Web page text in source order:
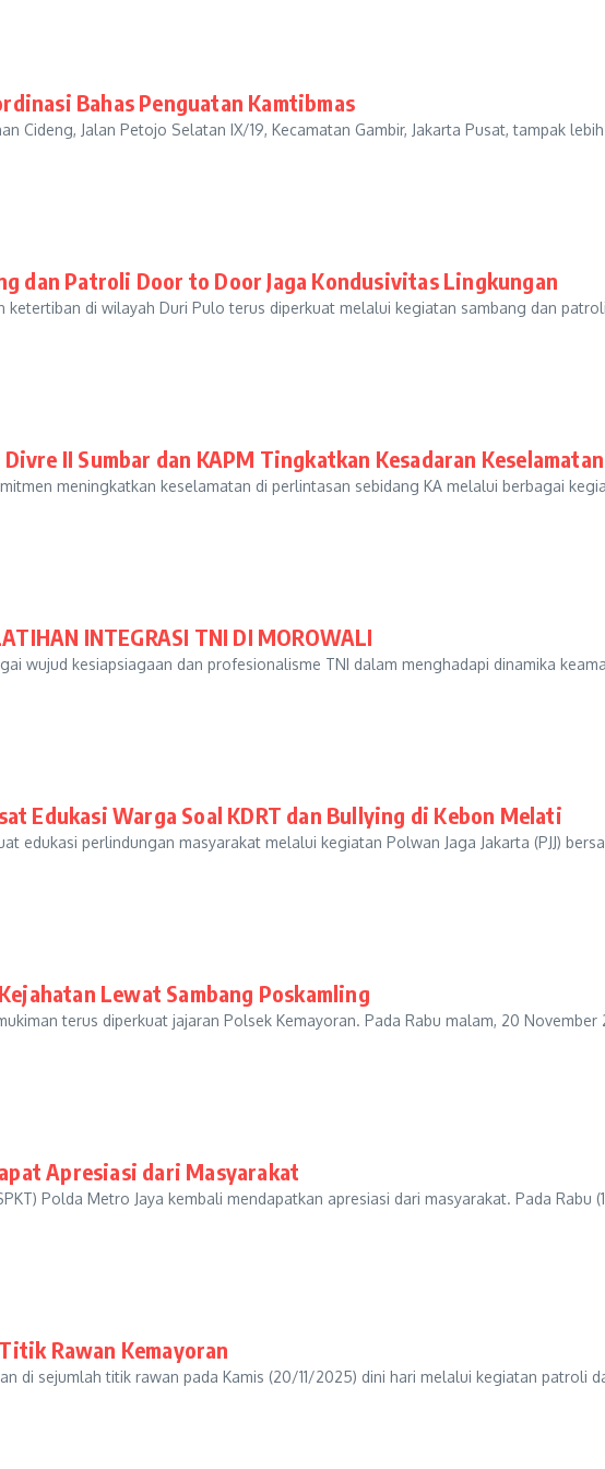
Bahas Penguatan Kamtibmas
Cideng, Jalan Petojo Selatan IX/19, Kecamatan Gambir, Jakarta Pusat, tampak
dan Patroli Door to Door Jaga Kondusivitas Lingkungan
di wilayah Duri Pulo terus diperkuat melalui kegiatan sambang dan
II Sumbar dan KAPM Tingkatkan Kesadaran
meningkatkan keselamatan di perlintasan sebidang KA melalui berbagai
INTEGRASI TNI DI MOROWALI
wujud kesiapsiagaan dan profesionalisme TNI dalam menghadapi dinamika
Edukasi Warga Soal KDRT dan Bullying di Kebon Melati
edukasi perlindungan masyarakat melalui kegiatan Polwan Jaga Jakarta (PJJ)
Lewat Sambang Poskamling
terus diperkuat jajaran Polsek Kemayoran. Pada Rabu malam, 20
Apresiasi dari Masyarakat
Polda Metro Jaya kembali mendapatkan apresiasi dari masyarakat. Pada Rabu
Rawan Kemayoran
di sejumlah titik rawan pada Kamis (20/11/2025) dini hari melalui kegiatan patroli